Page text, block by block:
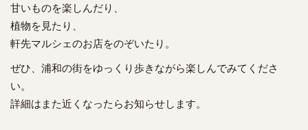
甘いものを楽しんだり、
植物を見たり、
軒先マルシェのお店をのぞいたり。
ぜひ、浦和の街をゆっくり歩きながら楽しんでみてくださ
い。
詳細はまた近くなったらお知らせします。